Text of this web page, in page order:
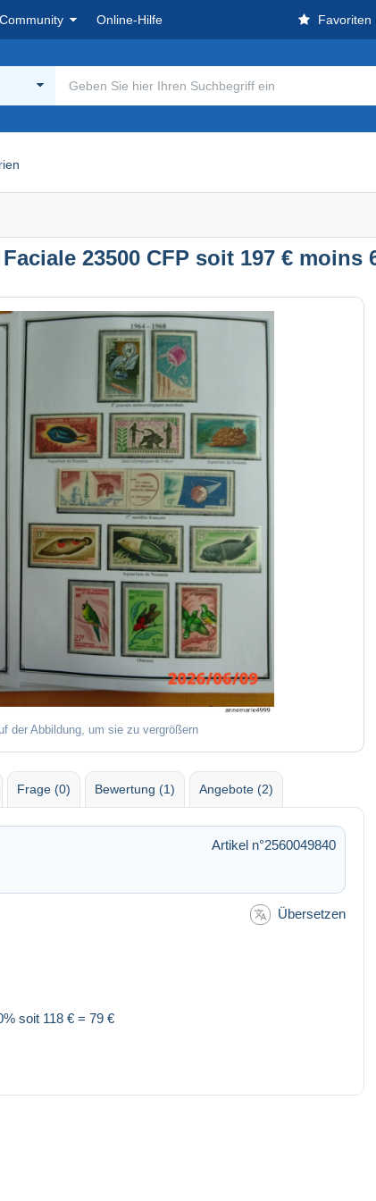
Community Online-Hilfe Favoriten
23500 CFP soit 197 € moins
der Abbildung, um sie zu vergrößern
Frage (0) Bewertung (1) Angebote (2)
Artikel n°2560049840
Übersetzen
soit 118 € = 79 €